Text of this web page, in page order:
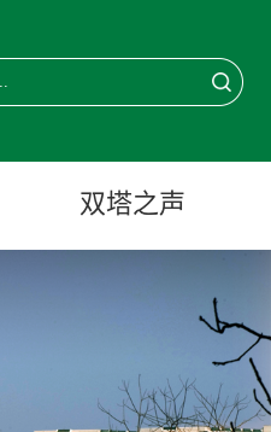
双塔之声